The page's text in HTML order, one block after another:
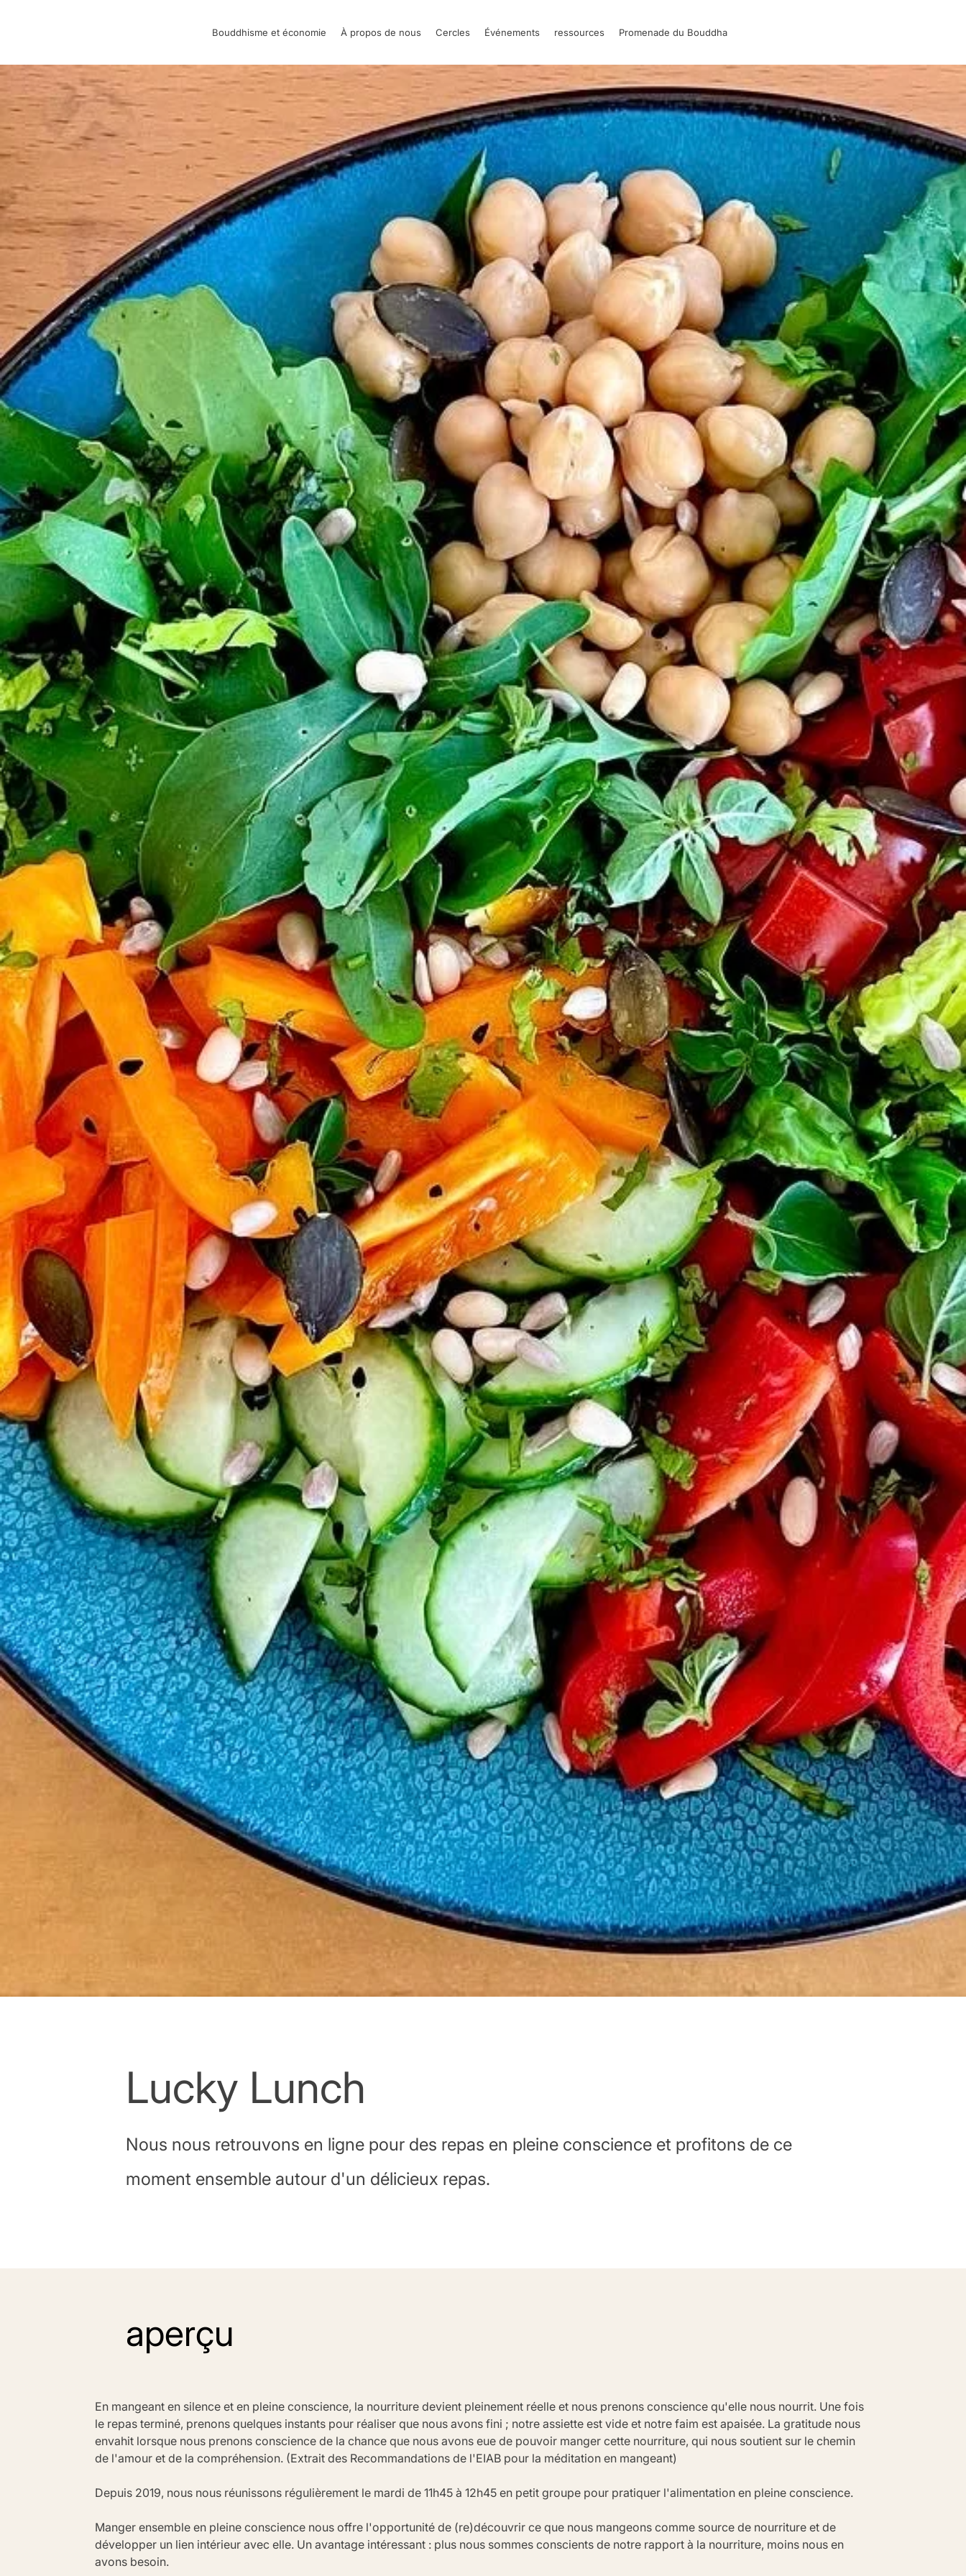
Bouddhisme et économie À propos de nous Cercles Événements ressources Promenade du Bouddha
Lucky Lunch
Nous nous retrouvons en ligne pour des repas en pleine conscience et profitons de ce
moment ensemble autour d'un délicieux repas.
aperçu
En mangeant en silence et en pleine conscience, la nourriture devient pleinement réelle et nous prenons conscience qu'elle nous nourrit. Une fois
le repas terminé, prenons quelques instants pour réaliser que nous avons fini ; notre assiette est vide et notre faim est apaisée. La gratitude nous
envahit lorsque nous prenons conscience de la chance que nous avons eue de pouvoir manger cette nourriture, qui nous soutient sur le chemin
de l'amour et de la compréhension. (Extrait des Recommandations de l'EIAB pour la méditation en mangeant)
Depuis 2019, nous nous réunissons régulièrement le mardi de 11h45 à 12h45 en petit groupe pour pratiquer l'alimentation en pleine conscience.
Manger ensemble en pleine conscience nous offre l'opportunité de (re)découvrir ce que nous mangeons comme source de nourriture et de
développer un lien intérieur avec elle. Un avantage intéressant : plus nous sommes conscients de notre rapport à la nourriture, moins nous en
avons besoin.